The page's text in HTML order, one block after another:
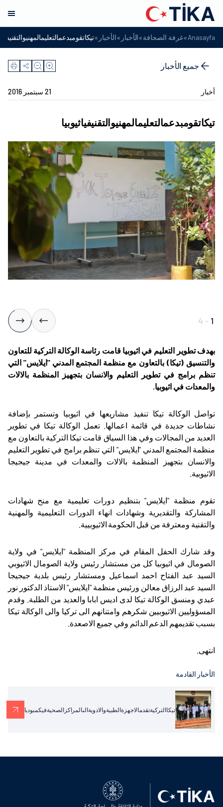
Anasayfa
»غرفة الصحافة»الأخبار »الأخبار »
جميع الأخبار
أخبار 21 سبتمبر 2016
تيكاتقومبدعمالتعليمالمهنيوالتقنيفياثيوبيا
1
-
4
بهدف تطوير التعليم في اثيوبيا قامت رئاسة الوكالة التركية للتعاون
والتنسيق (تيكا) بالتعاون مع منظمة المجتمع المدني "ايلايس" التي
تنظم برامج في تطوير التعليم والانسان بتجهيز المنظمة بالالات
والمعدات في اثيوبيا.
تواصل الوكالة تيكا تنفيذ مشاريعها في اثيوبيا وتستمر بإضافة
نشاطات جديدة في قائمة اعمالها. تعمل الوكالة تيكا في تطوير
العديد من المجالات وفي هذا السياق قامت تيكا التركية بالتعاون مع
منظمة المجتمع المدني "ايلايس" التي تنظم برامج في تطوير التعليم
والانسان بتجهيز المنظمة بالالات والمعدات في مدينة جيجيجا
الاثيوبية.
تقوم منظمة "ايلايس" بتنظيم دورات تعليمية مع منح شهادات
المشاركة والتقديرية وشهادات انهاء الدورات التعليمية والمهنية
والتقنية ومعترفة من قبل الحكومة الاثيوبيية.
وقد شارك الحفل المقام في مركز المنظمة "ايلايس" في ولاية
الصومال في اثيوبيا كل من مستشار رئيس ولاية الصومال الاثيوبي
السيد عبد الفتاح احمد اسماعيل ومستشار رئيس بلدية جيجيجا
السيد عبد الرزاق معالن ورئيس منظمة "ايلايس" الاستاذ الدكتور نور
عبدي ومنسق الوكالة تيكا لدى اديس ابابا والعديد من الطلبة. وقدم
المسؤوليين الاثيوبيين شكرهم وامتنانهم الى تركيا والى الوكالة تيكا
بسبب تقديمهم الدعم الدائم وفي جميع الاصعدة.
انتهى.
الأخبار القادمة
تيكاالتركيةتقدمالاجهزةالطبيةوالادويةالىالمراكزالصحيةفيكمبوديا